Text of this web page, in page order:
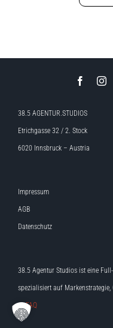
38.5 AGENTUR.STUDIOS
Etrichgasse 32 / 2. Stock
6020 Innsbruck – Austria
Impressum
AGB
Datenschutz
38.5 Agentur Studios ist eine
spezialisiert auf
>> FAQ